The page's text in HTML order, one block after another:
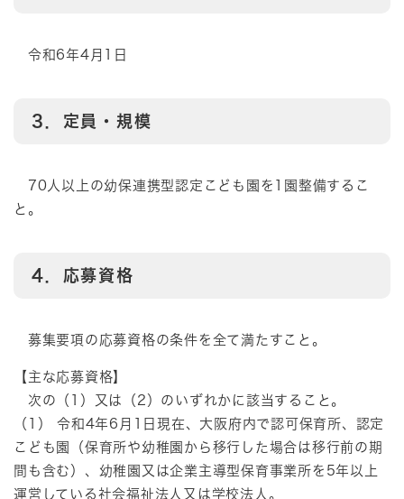
令和6年4月1日
3．定員・規模
70人以上の幼保連携型認定こども園を1園整備するこ
と。
4．応募資格
募集要項の応募資格の条件を全て満たすこと。
【主な応募資格】
次の（1）又は（2）のいずれかに該当すること。
（1） 令和4年6月1日現在、大阪府内で認可保育所、認定
こども園（保育所や幼稚園から移行した場合は移行前の期
間も含む）、幼稚園又は企業主導型保育事業所を5年以上
運営している社会福祉法人又は学校法人。